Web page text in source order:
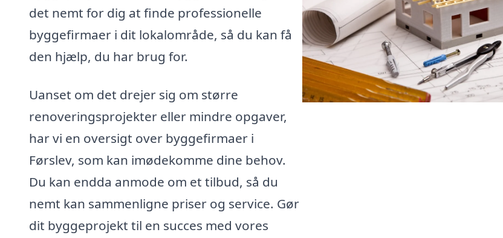
det nemt for dig at finde professionelle
byggefirmaer i dit lokalområde, så du kan få
den hjælp, du har brug for.
Uanset om det drejer sig om større
renoveringsprojekter eller mindre opgaver,
har vi en oversigt over byggefirmaer i
Førslev, som kan imødekomme dine behov.
Du kan endda anmode om et tilbud, så du
nemt kan sammenligne priser og service. Gør
dit byggeprojekt til en succes med vores